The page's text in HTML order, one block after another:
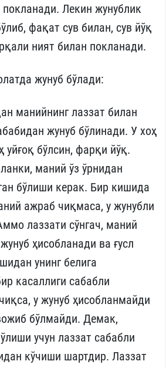
Лекин жунублик
фақат сув билан, сув йўқ
ният билан покланади.
жунуб бўлади:
манийнинг лаззат билан
жунуб бўлинади. У хоҳ
уйғоқ бўлсин, фарқи йўқ.
маний ўз ўрнидан
бўлиши керак. Бир кишида
ажраб чиқмаса, у жунубли
лаззати сўнгач, маний
ҳисобланади ва ғусл
унинг белига
касаллиги сабабли
у жунуб ҳисобланмайди
бўлмайди. Демак,
учун лаззат сабабли
кўчиши шартдир. Лаззат